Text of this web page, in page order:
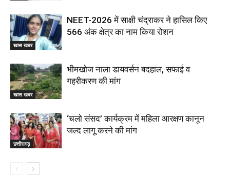
खास खबर
NEET-2026 में साक्षी चंद्राकर ने हासिल किए
566 अंक क्षेत्र का नाम किया रोशन
खास खबर
भीमखोज नाला डायवर्सन बदहाल, सफाई व
गहरीकरण की मांग
छत्तीसगढ़
‘चलो संसद’ कार्यक्रम में महिला आरक्षण कानून
जल्द लागू करने की मांग